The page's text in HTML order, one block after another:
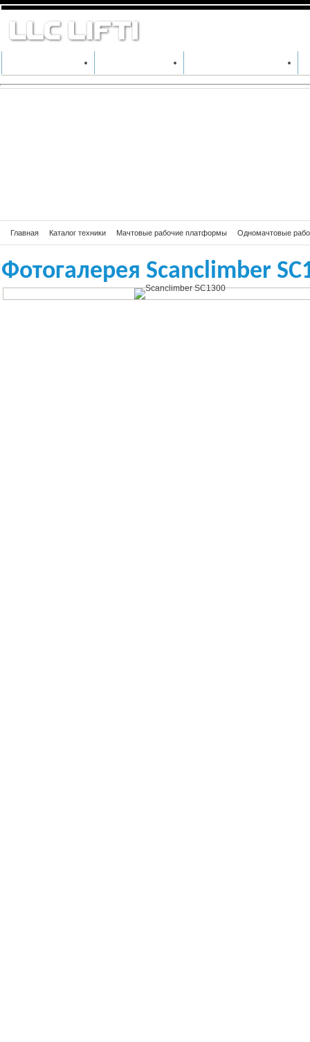
КАТАЛОГ ТЕХНИКИ ПРОИЗВОДИТЕЛИ АРЕНДА СПЕЦТЕХНИКИ
Главная Каталог техники Мачтовые рабочие платформы Одномачтовые
Фотогалерея Scanclimber